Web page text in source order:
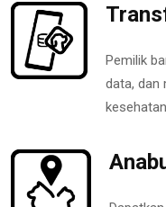
Pemilik
data, dan